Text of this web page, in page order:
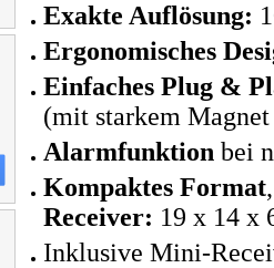
Exakte Auflösung:
Ergonomisches
Einfaches Plug &
(mit starkem
Alarmfunktion bei
Kompaktes Format
Receiver: 19 x 14 x
Inklusive Mini-